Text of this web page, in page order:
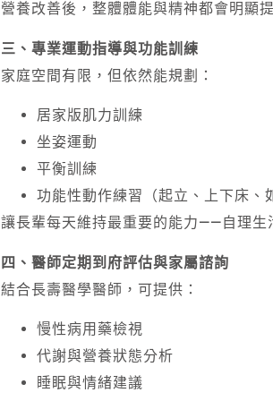
營養改善後，整體體能與精神都會明顯
三、專業運動指導與功能訓練
家庭空間有限，但依然能規劃：
居家版肌力訓練
坐姿運動
平衡訓練
功能性動作練習（起立、上下床、
讓長輩每天維持最重要的能力——自理生
四、醫師定期到府評估與家屬諮詢
結合長壽醫學醫師，可提供：
慢性病用藥檢視
代謝與營養狀態分析
睡眠與情緒建議